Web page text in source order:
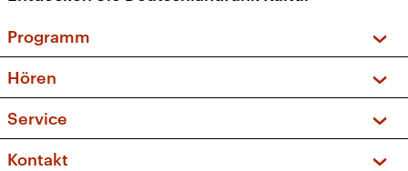
Programm
Sendungen und Podcasts
Musikliste
Kakadu – Das Kinderprogramm
Hören
Frequenzen (UKW + DAB+)
Service
FAQ
Kontakt